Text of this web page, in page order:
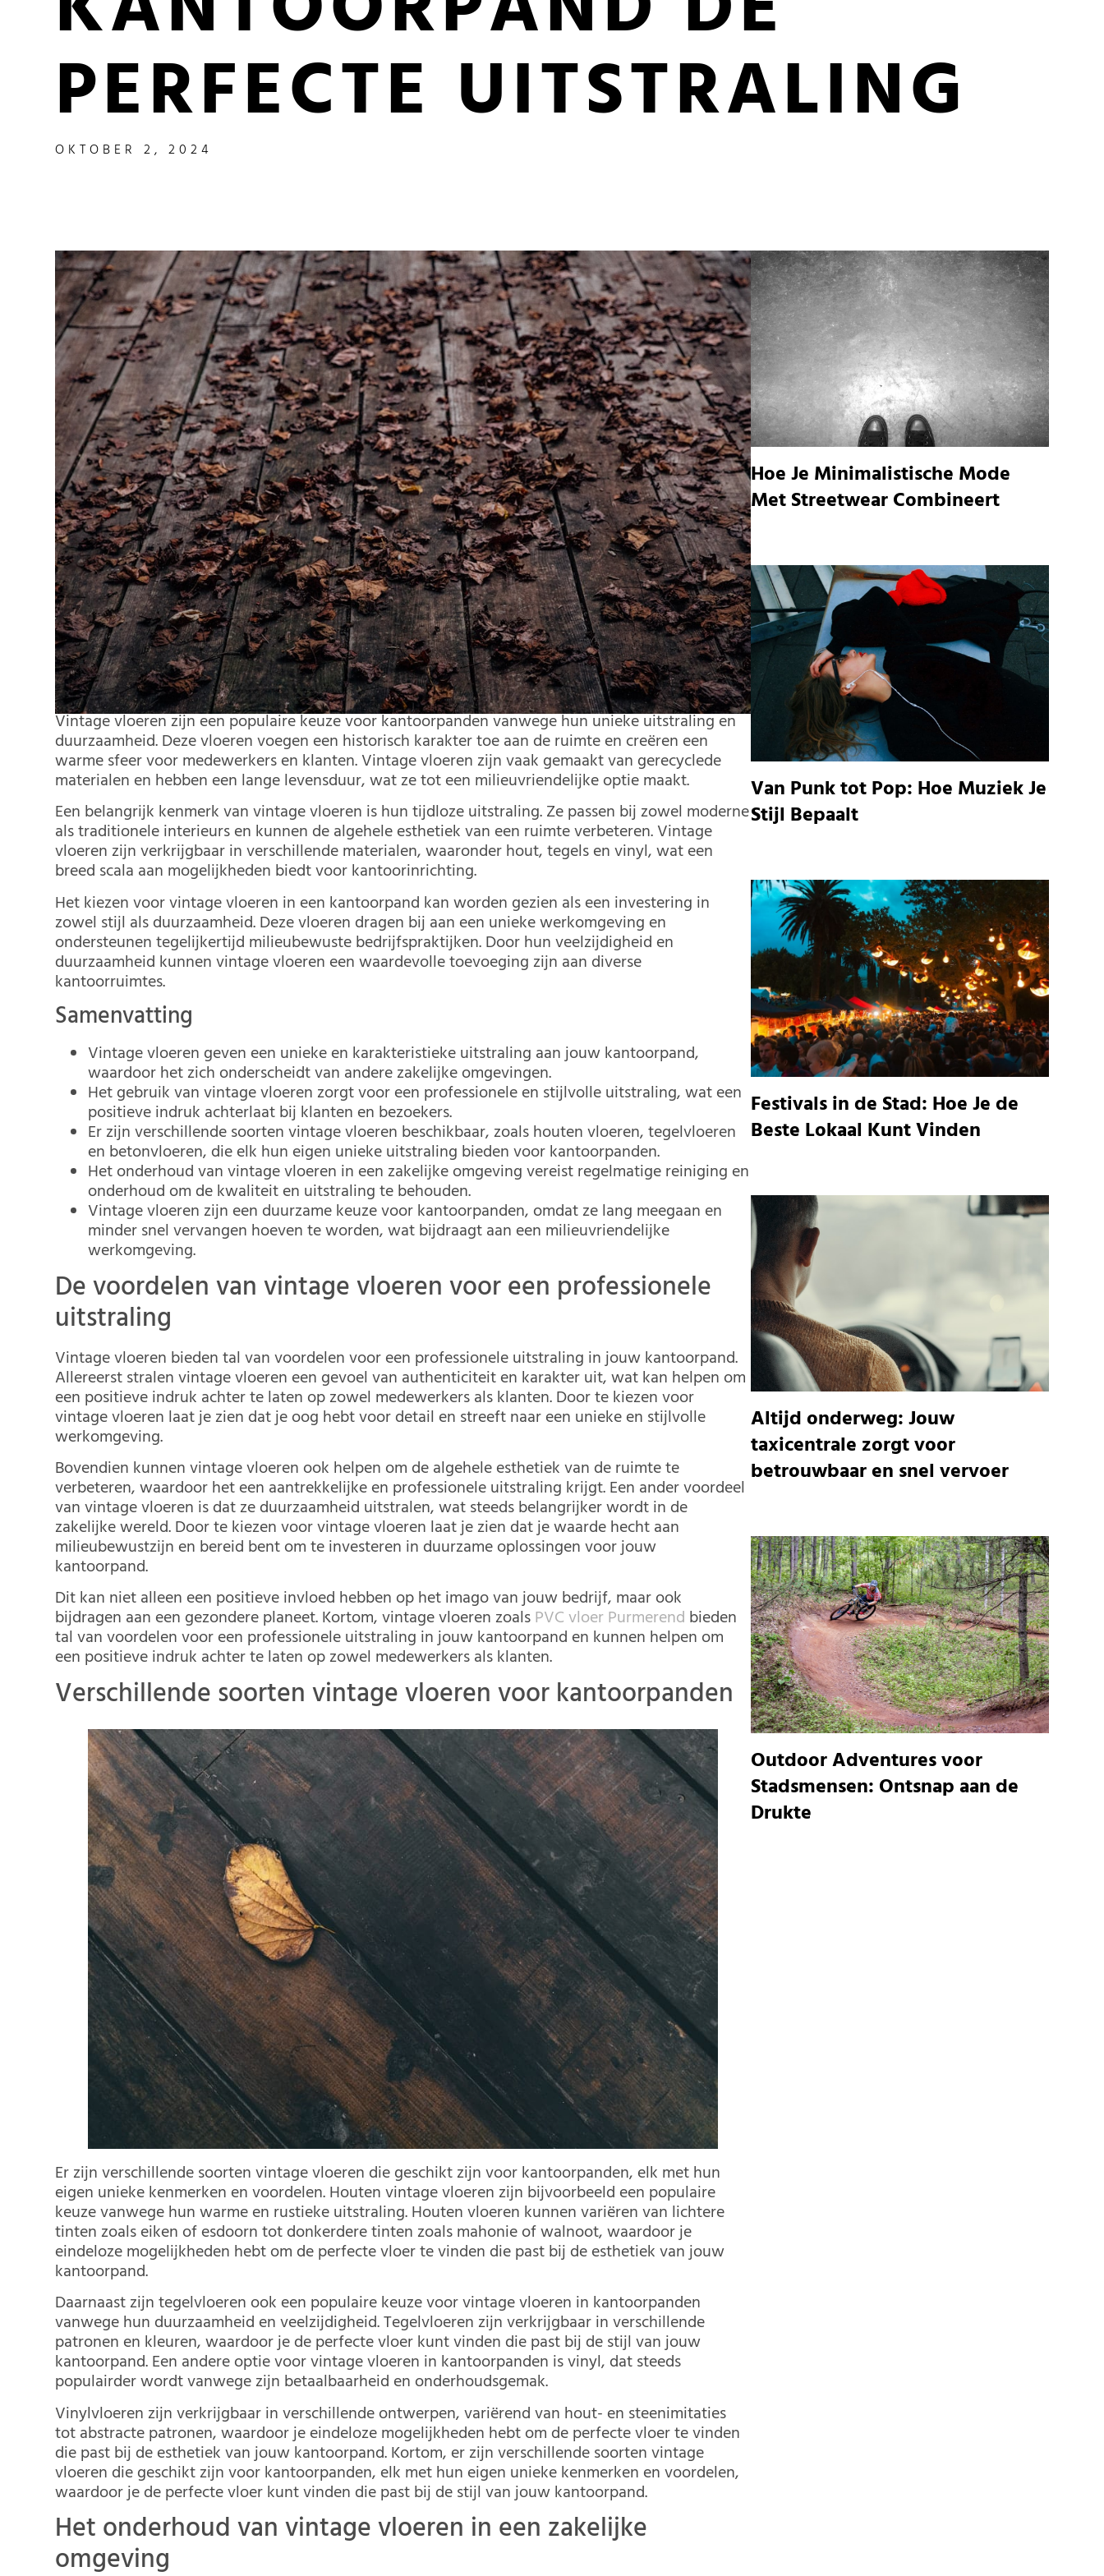
PERFECTE UITSTRALING
OKTOBER 2, 2024
Vintage vloeren zijn een populaire keuze voor kantoorpanden vanwege hun unieke uitstraling en
duurzaamheid. Deze vloeren voegen een historisch karakter toe aan de ruimte en creëren een
warme sfeer voor medewerkers en klanten. Vintage vloeren zijn vaak gemaakt van gerecyclede
materialen en hebben een lange levensduur, wat ze tot een milieuvriendelijke optie maakt.
Een belangrijk kenmerk van vintage vloeren is hun tijdloze uitstraling. Ze passen bij zowel moderne
als traditionele interieurs en kunnen de algehele esthetiek van een ruimte verbeteren. Vintage
vloeren zijn verkrijgbaar in verschillende materialen, waaronder hout, tegels en vinyl, wat een
breed scala aan mogelijkheden biedt voor kantoorinrichting.
Het kiezen voor vintage vloeren in een kantoorpand kan worden gezien als een investering in
zowel stijl als duurzaamheid. Deze vloeren dragen bij aan een unieke werkomgeving en
ondersteunen tegelijkertijd milieubewuste bedrijfspraktijken. Door hun veelzijdigheid en
duurzaamheid kunnen vintage vloeren een waardevolle toevoeging zijn aan diverse
kantoorruimtes.
Samenvatting
Vintage vloeren geven een unieke en karakteristieke uitstraling aan jouw kantoorpand,
waardoor het zich onderscheidt van andere zakelijke omgevingen.
Het gebruik van vintage vloeren zorgt voor een professionele en stijlvolle uitstraling, wat een
positieve indruk achterlaat bij klanten en bezoekers.
Er zijn verschillende soorten vintage vloeren beschikbaar, zoals houten vloeren, tegelvloeren
en betonvloeren, die elk hun eigen unieke uitstraling bieden voor kantoorpanden.
Het onderhoud van vintage vloeren in een zakelijke omgeving vereist regelmatige reiniging en
onderhoud om de kwaliteit en uitstraling te behouden.
Vintage vloeren zijn een duurzame keuze voor kantoorpanden, omdat ze lang meegaan en
minder snel vervangen hoeven te worden, wat bijdraagt aan een milieuvriendelijke
werkomgeving.
De voordelen van vintage vloeren voor een professionele
uitstraling
Vintage vloeren bieden tal van voordelen voor een professionele uitstraling in jouw kantoorpand.
Allereerst stralen vintage vloeren een gevoel van authenticiteit en karakter uit, wat kan helpen om
een positieve indruk achter te laten op zowel medewerkers als klanten. Door te kiezen voor
vintage vloeren laat je zien dat je oog hebt voor detail en streeft naar een unieke en stijlvolle
werkomgeving.
Bovendien kunnen vintage vloeren ook helpen om de algehele esthetiek van de ruimte te
verbeteren, waardoor het een aantrekkelijke en professionele uitstraling krijgt. Een ander voordeel
van vintage vloeren is dat ze duurzaamheid uitstralen, wat steeds belangrijker wordt in de
zakelijke wereld. Door te kiezen voor vintage vloeren laat je zien dat je waarde hecht aan
milieubewustzijn en bereid bent om te investeren in duurzame oplossingen voor jouw
kantoorpand.
Dit kan niet alleen een positieve invloed hebben op het imago van jouw bedrijf, maar ook
bijdragen aan een gezondere planeet. Kortom, vintage vloeren zoalsPVC vloer Purmerendbieden
tal van voordelen voor een professionele uitstraling in jouw kantoorpand en kunnen helpen om
een positieve indruk achter te laten op zowel medewerkers als klanten.
Verschillende soorten vintage vloeren voor kantoorpanden
Er zijn verschillende soorten vintage vloeren die geschikt zijn voor kantoorpanden, elk met hun
eigen unieke kenmerken en voordelen. Houten vintage vloeren zijn bijvoorbeeld een populaire
keuze vanwege hun warme en rustieke uitstraling. Houten vloeren kunnen variëren van lichtere
tinten zoals eiken of esdoorn tot donkerdere tinten zoals mahonie of walnoot, waardoor je
eindeloze mogelijkheden hebt om de perfecte vloer te vinden die past bij de esthetiek van jouw
kantoorpand.
Daarnaast zijn tegelvloeren ook een populaire keuze voor vintage vloeren in kantoorpanden
vanwege hun duurzaamheid en veelzijdigheid. Tegelvloeren zijn verkrijgbaar in verschillende
patronen en kleuren, waardoor je de perfecte vloer kunt vinden die past bij de stijl van jouw
kantoorpand. Een andere optie voor vintage vloeren in kantoorpanden is vinyl, dat steeds
populairder wordt vanwege zijn betaalbaarheid en onderhoudsgemak.
Vinylvloeren zijn verkrijgbaar in verschillende ontwerpen, variërend van hout- en steenimitaties
tot abstracte patronen, waardoor je eindeloze mogelijkheden hebt om de perfecte vloer te vinden
die past bij de esthetiek van jouw kantoorpand. Kortom, er zijn verschillende soorten vintage
vloeren die geschikt zijn voor kantoorpanden, elk met hun eigen unieke kenmerken en voordelen,
waardoor je de perfecte vloer kunt vinden die past bij de stijl van jouw kantoorpand.
Het onderhoud van vintage vloeren in een zakelijke
omgeving
Hoe Je Minimalistische Mode
Met Streetwear Combineert
Van Punk tot Pop: Hoe Muziek Je
Stijl Bepaalt
Festivals in de Stad: Hoe Je de
Beste Lokaal Kunt Vinden
Altijd onderweg: Jouw
taxicentrale zorgt voor
betrouwbaar en snel vervoer
Outdoor Adventures voor
Stadsmensen: Ontsnap aan de
Drukte